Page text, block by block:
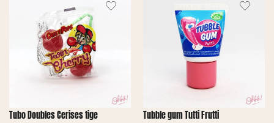
Tubo Doubles Cerises tige Tubble gum Tutti Frutti